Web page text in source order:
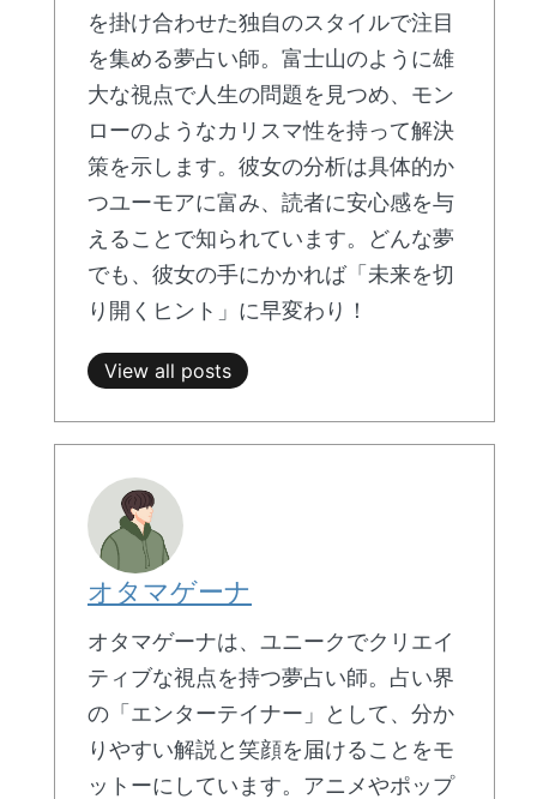
を掛け合わせた独自のスタイルで注目
を集める夢占い師。富士山のように雄
大な視点で人生の問題を見つめ、モン
ローのようなカリスマ性を持って解決
策を示します。彼女の分析は具体的か
つユーモアに富み、読者に安心感を与
えることで知られています。どんな夢
でも、彼女の手にかかれば「未来を切
り開くヒント」に早変わり！
View all posts
オタマゲーナ
オタマゲーナは、ユニークでクリエイ
ティブな視点を持つ夢占い師。占い界
の「エンターテイナー」として、分か
りやすい解説と笑顔を届けることをモ
ットーにしています。アニメやポップ